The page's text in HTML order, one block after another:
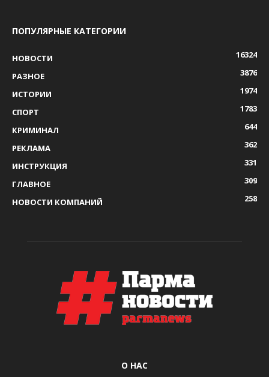
ПОПУЛЯРНЫЕ КАТЕГОРИИ
НОВОСТИ
16324
РАЗНОЕ
3876
ИСТОРИИ
1974
СПОРТ
1783
КРИМИНАЛ
644
РЕКЛАМА
362
ИНСТРУКЦИЯ
331
ГЛАВНОЕ
309
НОВОСТИ КОМПАНИЙ
258
О НАС